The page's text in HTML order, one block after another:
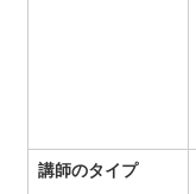
講師のタイプ